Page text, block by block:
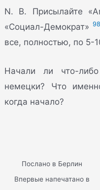
N. В. Присылайте
«Социал-Демократ» 98
все, полностью, по 5-
Начали ли что-
немецки? Что
когда начало?
Послано в Берлин
Впервые напечатано в